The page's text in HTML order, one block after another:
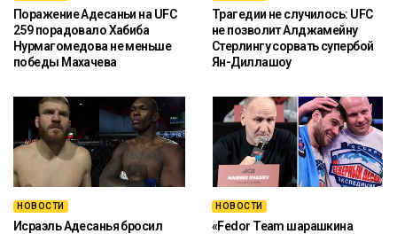
Поражение Адесаньи на UFC
259 порадовало Хабиба
Нурмагомедова не меньше
победы Махачева
Трагедии не случилось: UFC
не позволит Алджамейну
Стерлингу сорвать супербой
Ян-Диллашоу
НОВОСТИ
Исраэль Адесанья бросил
НОВОСТИ
«Fedor Team шарашкина